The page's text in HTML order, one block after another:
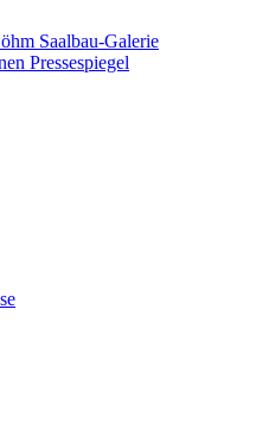
Saalbau-Galerie
Pressespiegel